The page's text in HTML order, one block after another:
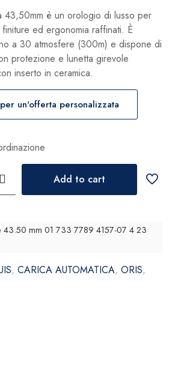
43,50mm è un orologio di lusso per
ed ergonomia raffinati. È
a 30 atmosfere (300m) e dispone di
protezione e lunetta girevole
inserto in ceramica.
un'offerta personalizzata
Add to cart
43.50 mm 01 733 7789 4157-07 4 23
, CARICA AUTOMATICA, ORIS,